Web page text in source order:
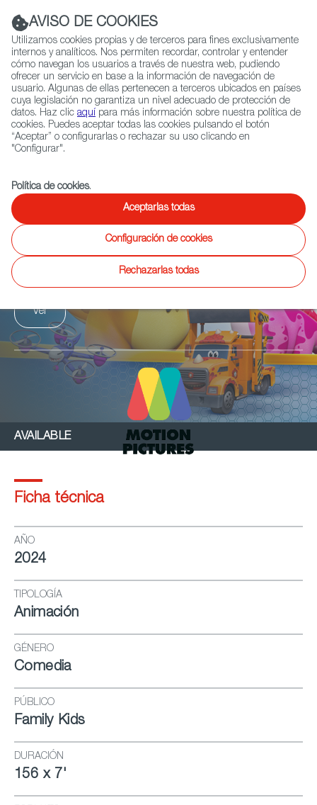
Navigation link
|
QUIÉNES SOMOS RED EXTERIOR
Selecciona
idioma
Ficción
Turbozauros
Nueva serie televisiva de animación envuelta en
emociones, aventuras y diversión.
Ver
AVAILABLE
Ficha técnica
AÑO
2024
TIPOLOGÍA
Animación
GÉNERO
Comedia
PÚBLICO
Family Kids
DURACIÓN
156 x 7'
AVISO DE COOKIES
Utilizamos cookies propias y de terceros para fines exclusivamente
internos y analíticos. Nos permiten recordar, controlar y entender
cómo navegan los usuarios a través de nuestra web, pudiendo
ofrecer un servicio en base a la información de navegación de
usuario. Algunas de ellas pertenecen a terceros ubicados en países
cuya legislación no garantiza un nivel adecuado de protección de
datos. Haz clic aquí para más información sobre nuestra política de
cookies. Puedes aceptar todas las cookies pulsando el botón
“Aceptar” o configurarlas o rechazar su uso clicando en
"Configurar".
Política de cookies.
Aceptarlas todas
Configuración de cookies
Rechazarlas todas